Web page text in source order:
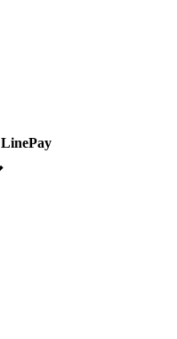
LinePay